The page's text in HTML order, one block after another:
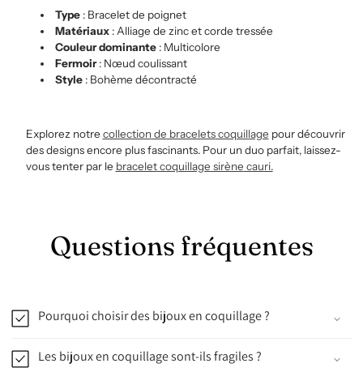
Type : Bracelet de poignet
Matériaux : Alliage de zinc et corde tressée
Couleur dominante : Multicolore
Fermoir: Nœud coulissant
Style : Bohème décontracté
Explorez notre collection de braceletscoquillage pour découvrir
des designs encore plus fascinants. Pour un duo parfait, laissez-
vous tenter par le braceletcoquillage sirène cauri.
Questions fréquentes
Pourquoi choisir des bijoux en coquillage ?
Les bijoux en coquillage sont-ils fragiles ?